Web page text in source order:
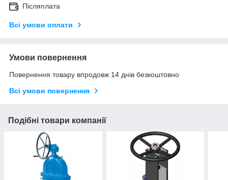
Післяплата
Всі умови оплати
Умови повернення
Повернення товару впродовж 14 днів безкоштовно
Всі умови повернення
Подібні товари компанії